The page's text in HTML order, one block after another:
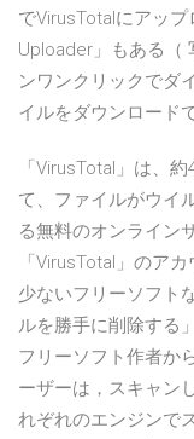
でVirusTotalにアッ
Uploader」もある（
ンワンクリックでダ
イルをダウンロード
「VirusTotal」は、
て、ファイルがウイ
る無料のオンライン
「VirusTotal」のア
少ないフリーソフト
ルを勝手に削除する
フリーソフト作者か
ーザーは，スキャン
れぞれのエンジンで